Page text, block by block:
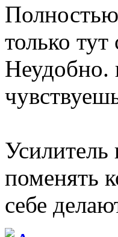
только
Неудобно.
поменять
себе